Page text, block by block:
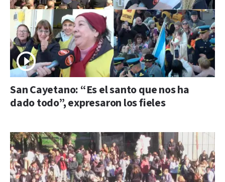
San Cayetano: “Es el santo que nos ha
dado todo”, expresaron los fieles